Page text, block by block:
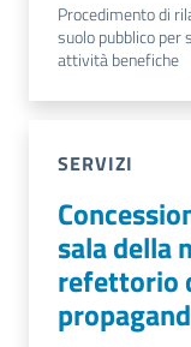
Procedimento di
suolo pubblico
attività benefiche
SERVIZI
sala della
refettorio